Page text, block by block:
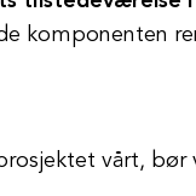
komponenten
vårt, bør